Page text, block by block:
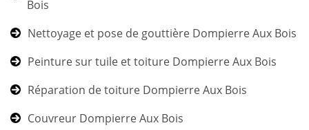
Bois
Nettoyage et pose de gouttière Dompierre Aux Bois
Peinture sur tuile et toiture Dompierre Aux Bois
Réparation de toiture Dompierre Aux Bois
Couvreur Dompierre Aux Bois